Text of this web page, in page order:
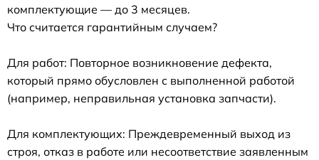
комплектующие — до 3 месяцев.
Что считается гарантийным случаем?
Для работ: Повторное возникновение дефекта,
который прямо обусловлен с выполненной работой
(например, неправильная установка запчасти).
Для комплектующих: Преждевременный выход из
строя, отказ в работе или несоответствие заявленным